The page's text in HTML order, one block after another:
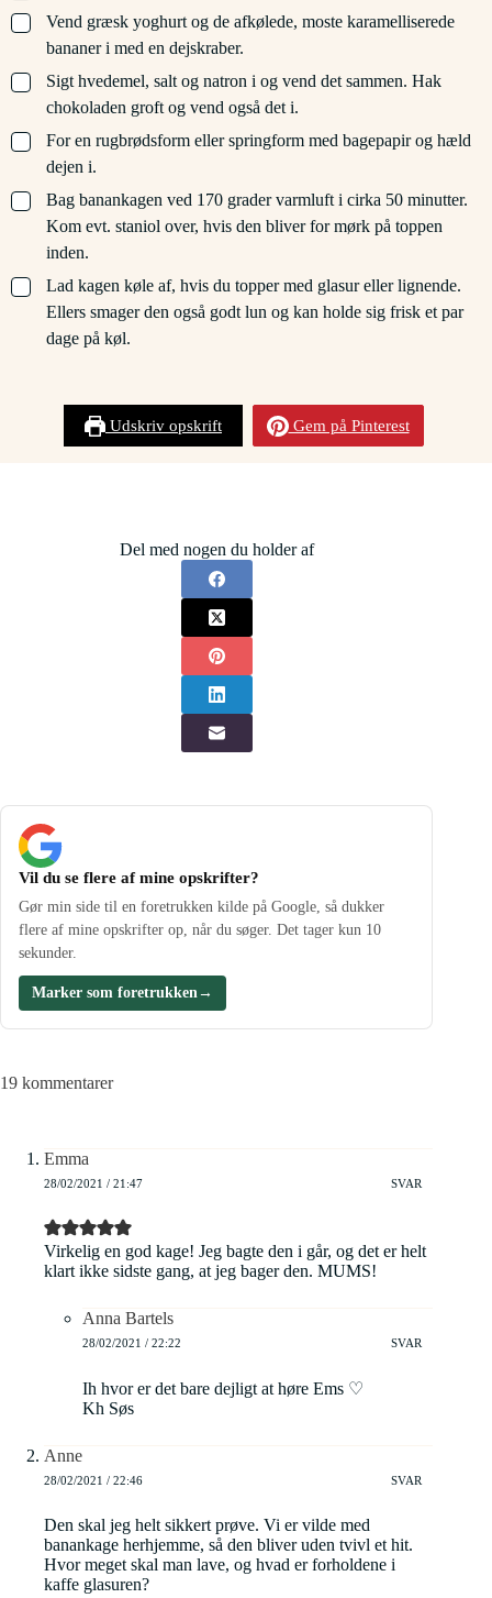
▢
Vend græsk yoghurt og de afkølede, moste karamelliserede
bananer i med en dejskraber.
▢
Sigt hvedemel, salt og natron i og vend det sammen. Hak
chokoladen groft og vend også det i.
▢
For en rugbrødsform eller springform med bagepapir og hæld
dejen i.
▢
Bag banankagen ved 170 grader varmluft i cirka 50 minutter.
Kom evt. staniol over, hvis den bliver for mørk på toppen
inden.
▢
Lad kagen køle af, hvis du topper med glasur eller lignende.
Ellers smager den også godt lun og kan holde sig frisk et par
dage på køl.
Udskriv opskrift Gem på Pinterest
Del med nogen du holder af
Vil du se flere af mine opskrifter?
Gør min side til en foretrukken kilde på Google, så dukker
flere af mine opskrifter op, når du søger. Det tager kun 10
sekunder.
Marker som foretrukken→
19 kommentarer
Emma
28/02/2021 / 21:47 SVAR
Virkelig en god kage! Jeg bagte den i går, og det er helt
klart ikke sidste gang, at jeg bager den. MUMS!
Anna Bartels
28/02/2021 / 22:22 SVAR
Ih hvor er det bare dejligt at høre Ems ♡
Kh Søs
Anne
28/02/2021 / 22:46 SVAR
Den skal jeg helt sikkert prøve. Vi er vilde med
banankage herhjemme, så den bliver uden tvivl et hit.
Hvor meget skal man lave, og hvad er forholdene i
kaffe glasuren?